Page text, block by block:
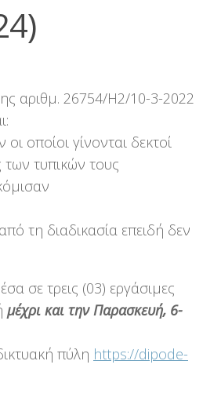
αριθμ. 26754/H2/10-3-2022
οποίοι γίνονται δεκτοί
τυπικών τους
τη διαδικασία επειδή δεν
σε τρεις (03) εργάσιμες
μέχρι και την Παρασκευή, 6-
πύλη https://dipode-